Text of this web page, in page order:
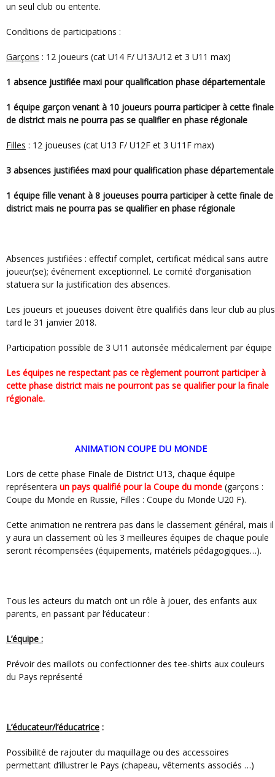
un seul club ou entente.
Conditions de participations :
Garçons : 12 joueurs (cat U14 F/ U13/U12 et 3 U11 max)
1 absence justifiée maxi pour qualification phase départementale
1 équipe garçon venant à 10 joueurs pourra participer à cette finale
de district mais ne pourra pas se qualifier en phase régionale
Filles : 12 joueuses (cat U13 F/ U12F et 3 U11F max)
3 absences justifiées maxi pour qualification phase départementale
1 équipe fille venant à 8 joueuses pourra participer à cette finale de
district mais ne pourra pas se qualifier en phase régionale
Absences justifiées : effectif complet, certificat médical sans autre
joueur(se); événement exceptionnel. Le comité d’organisation
statuera sur la justification des absences.
Les joueurs et joueuses doivent être qualifiés dans leur club au plus
tard le 31 janvier 2018.
Participation possible de 3 U11 autorisée médicalement par équipe
Les équipes ne respectant pas ce règlement pourront participer à
cette phase district mais ne pourront pas se qualifier pour la finale
régionale.
ANIMATION COUPE DU MONDE
Lors de cette phase Finale de District U13, chaque équipe
représentera un pays qualifié pour la Coupe du monde (garçons :
Coupe du Monde en Russie, Filles : Coupe du Monde U20 F).
Cette animation ne rentrera pas dans le classement général, mais il
y aura un classement où les 3 meilleures équipes de chaque poule
seront récompensées (équipements, matériels pédagogiques…).
Tous les acteurs du match ont un rôle à jouer, des enfants aux
parents, en passant par l’éducateur :
L’équipe :
Prévoir des maillots ou confectionner des tee-shirts aux couleurs
du Pays représenté
L’éducateur/l’éducatrice :
Possibilité de rajouter du maquillage ou des accessoires
permettant d’illustrer le Pays (chapeau, vêtements associés …)